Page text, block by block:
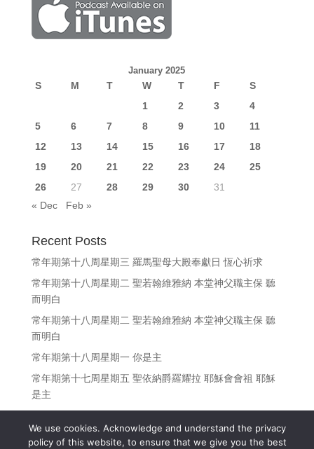
January 2025
S M T W T F
S
1
2 3
4
5
6 7 8 9 10
11
12
13 14 15 16 17
18
19
20 21 22 23 24
25
26
27 28 29 30
31
« Dec
Feb »
Recent Posts
常年期第十八周星期三 羅馬聖母大殿奉獻日 恆心祈求
常年期第十八周星期二 聖若翰維雅納 本堂神父職主保 聽
而明白
常年期第十八周星期二 聖若翰維雅納 本堂神父職主保 聽
而明白
常年期第十八周星期一 你是主
常年期第十七周星期五 聖依納爵羅耀拉 耶穌會會祖 耶穌
是主
We use cookies. Acknowledge and understand the privacy
policy of this website, to ensure that we give you the best